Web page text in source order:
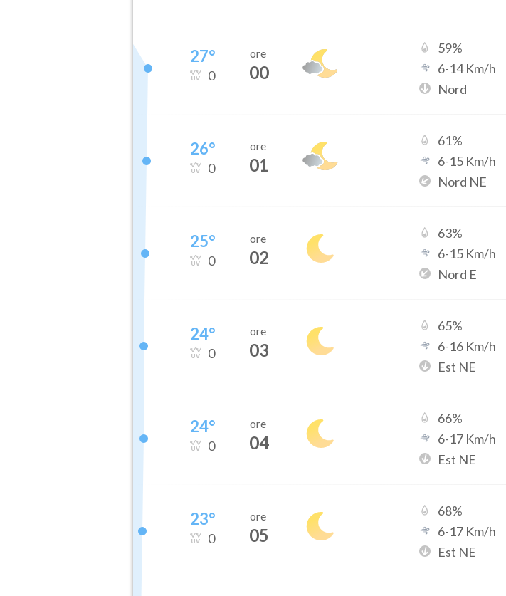
27°
0
ore
00
59%
6-14Km/h
Nord
26°
0
ore
01
61%
6-15 Km/h
Nord NE
25°
0
ore
02
63%
6-15 Km/h
Nord E
24°
0
ore
03
65%
6-16 Km/h
Est NE
24°
0
ore
04
66%
6-17 Km/h
Est NE
23°
0
ore
05
68%
6-17 Km/h
Est NE